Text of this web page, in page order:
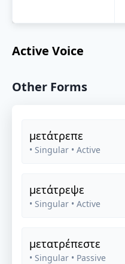
Active Voice
Other Forms
μετάτρεπε
• Singular • Active
μετάτρεψε
• Singular • Active
μετατρέπεστε
• Singular • Passive